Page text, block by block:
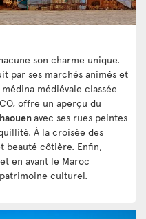
son charme unique.
par ses marchés animés et
médina médiévale classée
offre un aperçu du
avec ses rues peintes
À la croisée des
beauté côtière. Enfin,
en avant le Maroc
culturel.